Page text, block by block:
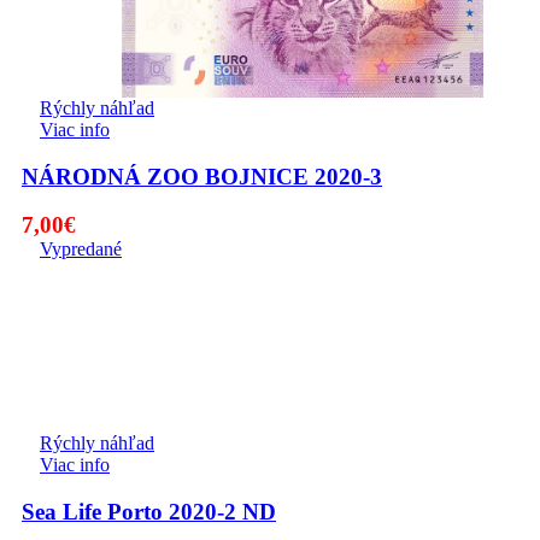
Rýchly náhľad
Viac info
NÁRODNÁ ZOO BOJNICE 2020-3
7,00€
Vypredané
Rýchly náhľad
Viac info
Sea Life Porto 2020-2 ND